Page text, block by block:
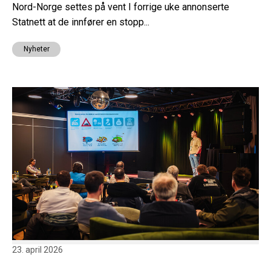
Nord-Norge settes på vent I forrige uke annonserte
Statnett at de innfører en stopp...
Nyheter
23. april 2026